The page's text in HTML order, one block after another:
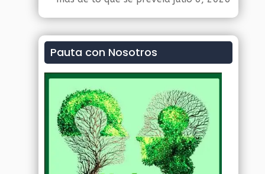
Pauta con Nosotros